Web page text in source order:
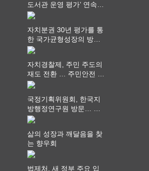
도서관 운영 평가’ 연속
최고 영예 장관상에서 ‘대
자치분권 30년 평가를 통
한 국가균형성장의 방향
과 과제 논의
자치경찰제, 주민 주도의
재도 전환 … 주민안전 치
안서비스가 최우선 되어
국정기획위원회, 한국지
방행정연구원 방문… 국
가균형성장 논의
삶의 성장과 깨달음을 찾
는 향우회
법제처, 새 정부 주요 입